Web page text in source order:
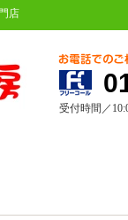
店
受付時間／